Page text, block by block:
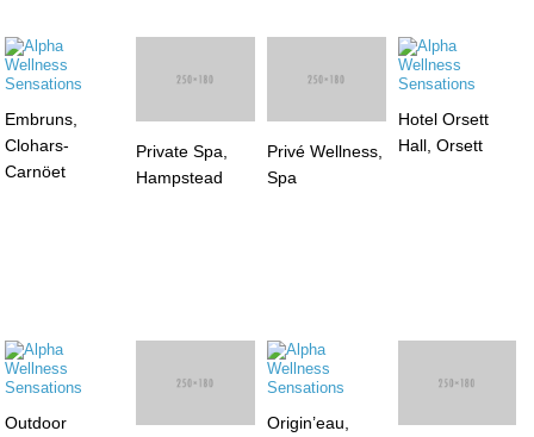
Embruns,
Clohars-
Carnöet
Private Spa,
Hampstead
Privé Wellness,
Spa
Hotel Orsett
Hall, Orsett
Outdoor
Origin’eau,
Sport Club Les